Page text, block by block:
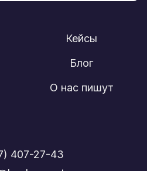
Кейсы
Блог
О нас пишут
407-27-43